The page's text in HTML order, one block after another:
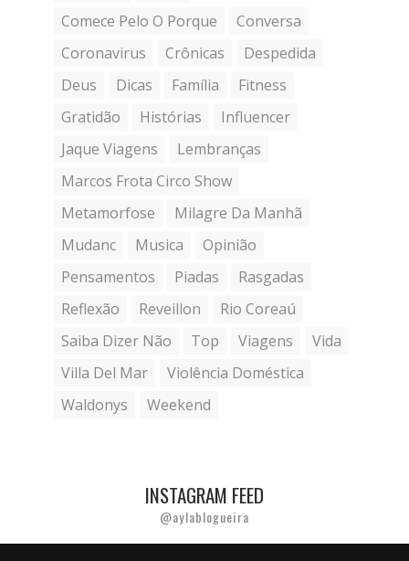
Comece Pelo O Porque
Conversa
Coronavirus
Crônicas
Despedida
Deus
Dicas Família
Fitness
Gratidão
Histórias
Influencer
Jaque Viagens
Lembranças
Marcos Frota Circo Show
Metamorfose
Milagre Da Manhã
Mudanc
Musica
Opinião
Pensamentos
Piadas
Rasgadas
Reflexão
Reveillon
Rio Coreaú
Saiba Dizer Não
Top Viagens
Vida
Villa Del Mar
Violência Doméstica
Waldonys
Weekend
INSTAGRAM FEED
@aylablogueira